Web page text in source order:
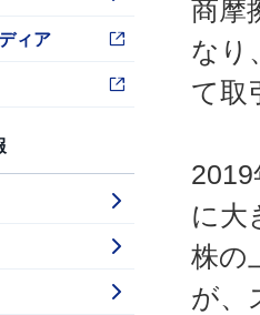
ィア
商摩
なり
て取
に大
株の
が、